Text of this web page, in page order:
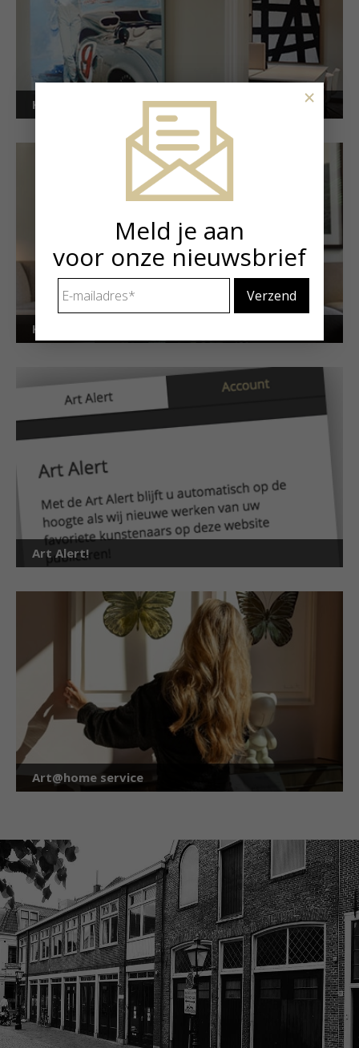
Kunstuitleen voor bedrijven
Kunstuitleen voor particulieren
Art Alert!
Art@home service
Meld je aan
voor onze nieuwsbrief
mailadres *
×